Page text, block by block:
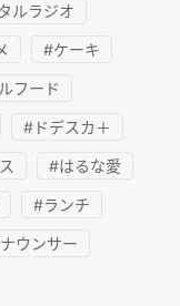
ルラジオ
#ケーキ
フード
#ドデスカ＋
#はるな愛
#ランチ
ウンサー